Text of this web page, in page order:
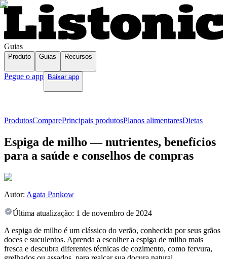
Guias
Produto Guias Recursos
Pegue o app Baixar app
ProdutosComparePrincipais produtosPlanos alimentaresDietas
Espiga de milho — nutrientes, benefícios
para a saúde e conselhos de compras
Autor: Agata Pankow
Última atualização: 1 de novembro de 2024
A espiga de milho é um clássico do verão, conhecida por seus grãos
doces e suculentos. Aprenda a escolher a espiga de milho mais
fresca e descubra diferentes técnicas de cozimento, como fervura,